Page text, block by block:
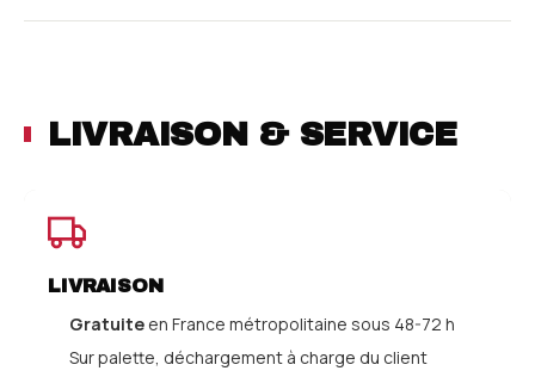
LIVRAISON & SERVICE
LIVRAISON
Gratuite en France métropolitaine sous 48-72 h
Sur palette, déchargement à charge du client